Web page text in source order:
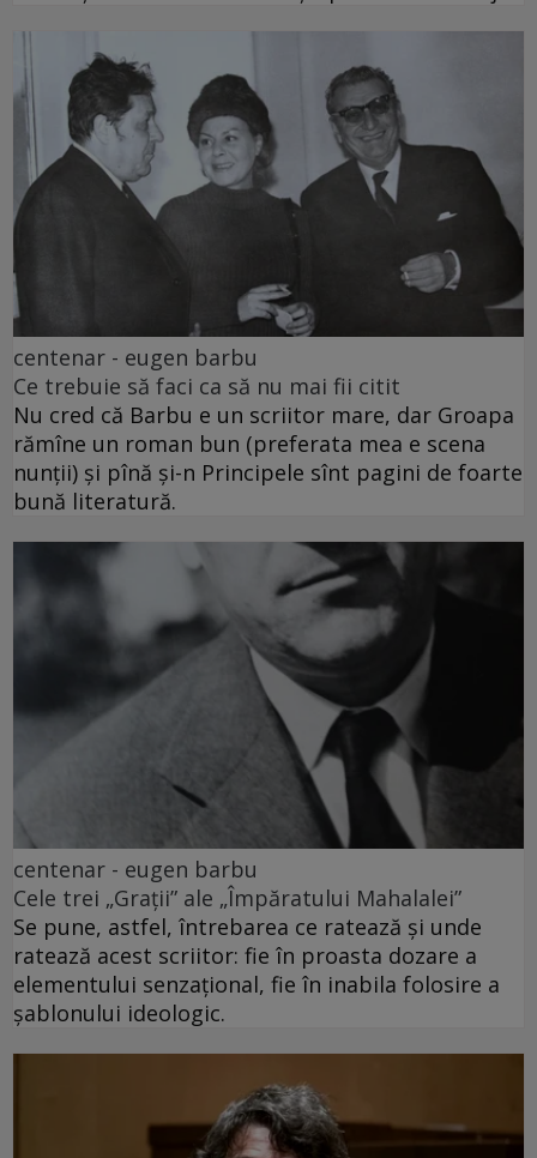
centenar - eugen barbu
Ce trebuie să faci ca să nu mai fii citit
Nu cred că Barbu e un scriitor mare, dar Groapa
rămîne un roman bun (preferata mea e scena
nunții) și pînă și-n Principele sînt pagini de foarte
bună literatură.
centenar - eugen barbu
Cele trei „Grații” ale „Împăratului Mahalalei”
Se pune, astfel, întrebarea ce ratează și unde
ratează acest scriitor: fie în proasta dozare a
elementului senzațional, fie în inabila folosire a
șablonului ideologic.